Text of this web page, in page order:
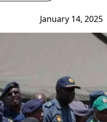
January 14, 2025